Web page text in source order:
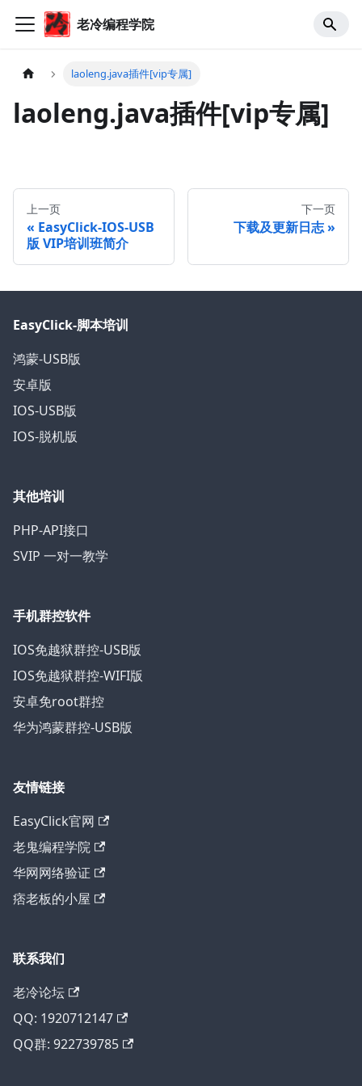
老冷编程学院
laoleng.java插件[vip专属]
laoleng.java插件[vip专属]
上一页
EasyClick-IOS-USB
版 VIP培训班简介
下一页
下载及更新日志
EasyClick-脚本培训
鸿蒙-USB版
安卓版
IOS-USB版
IOS-脱机版
其他培训
PHP-API接口
SVIP 一对一教学
手机群控软件
IOS免越狱群控-USB版
IOS免越狱群控-WIFI版
安卓免root群控
华为鸿蒙群控-USB版
友情链接
EasyClick官网
老鬼编程学院
华网网络验证
痞老板的小屋
联系我们
老冷论坛
QQ: 1920712147
QQ群: 922739785